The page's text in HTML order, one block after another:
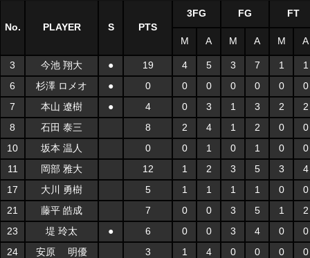
No. PLAYER S PTS
3FG FG FT
M A M A M A
3 今池 翔大 ● 19 4 5 3 7 1
1
6
杉澤 ロメオ ● 0 0 0 0 0 0
0
7
本山 遼樹 ● 4 0 3 1 3 2
2
8
石田 泰三 8 2 4 1 2 0
0
10
坂本 温人 0 0 1 0 1 0
0
11
岡部 雅大 12 1 2 3 5 3
4
17
大川 勇樹 5 1 1 1 1 0
0
21
藤平 皓成 7 0 0 3 5 1
2
23
堤 玲太 ● 6 0 0 3 4 0
0
24
安原 明優 3 1 4 0 0 0
0